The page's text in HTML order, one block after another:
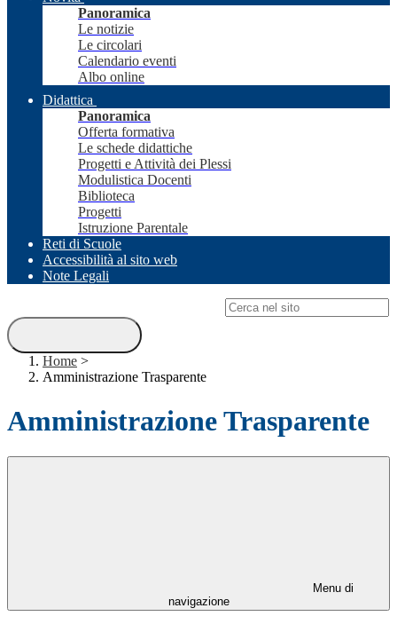
Panoramica
Le notizie
Le circolari
Calendario eventi
Albo online
Didattica
Panoramica
Offerta formativa
Le schede didattiche
Progetti e Attività dei Plessi
Modulistica Docenti
Biblioteca
Progetti
Istruzione Parentale
Reti di Scuole
Accessibilità al sito web
Note Legali
Home >
Amministrazione Trasparente
Amministrazione Trasparente
Menu di
navigazione